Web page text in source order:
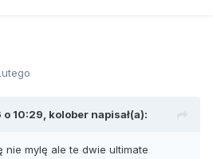
o 10:29, kolober napisał(a):
nie mylę ale te dwie ultimate